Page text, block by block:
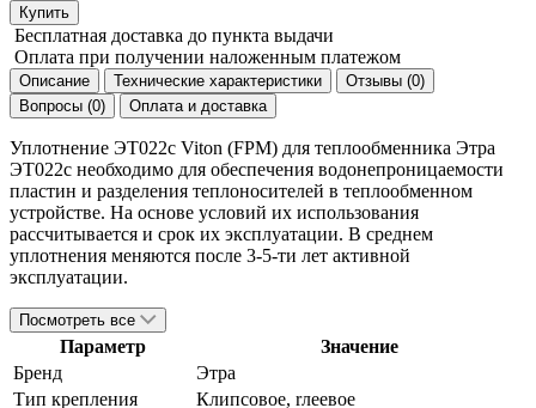
Купить
Бесплатная доставка до пункта выдачи
Оплата при получении наложенным платежом
Описание Технические характеристики
Отзывы (0)
Вопросы (0)
Оплата и доставка
Уплотнение ЭТ022с Viton (FPM) для теплообменника Этра
ЭТ022с необходимо для обеспечения водонепроницаемости
пластин и разделения теплоносителей в теплообменном
устройстве. На основе условий их использования
рассчитывается и срок их эксплуатации. В среднем
уплотнения меняются после 3-5-ти лет активной
эксплуатации.
Посмотреть все
Параметр
Значение
Бренд
Этра
Тип крепления
Клипсовое, rлеевое